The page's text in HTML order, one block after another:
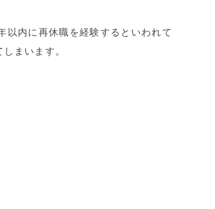
以内に再休職を経験するといわれて
まいます。